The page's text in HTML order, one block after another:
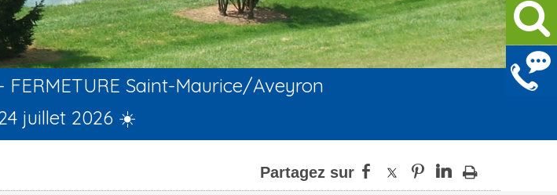
FERMETURE Saint-Maurice/Aveyron
juillet 2026 ☀️